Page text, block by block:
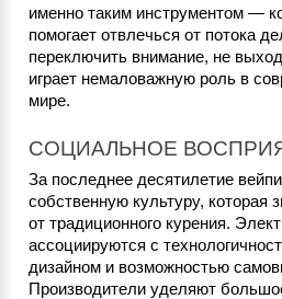
именно таким инструментом —
помогает отвлечься от потока
переключить внимание, не
играет немаловажную роль в
мире.
СОЦИАЛЬНОЕ
За последнее десятилетие
собственную культуру, которая
от традиционного курения.
ассоциируются с
дизайном и возможностью
Производители уделяют